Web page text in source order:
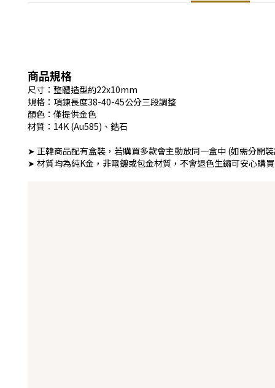
商品規格
尺寸：整體造型約22x10mm
規格：項鍊長度38-40-45公分三段調整
顏色：僅提供金色
材質：14K (Au585)、鋯石
➤ 正韓商品配有盒裝，若購買多款會主動放同一盒中 (如需分開
➤ 材質均為純K金，非電鍍或包金材質，不會退色生鏽可安心購買